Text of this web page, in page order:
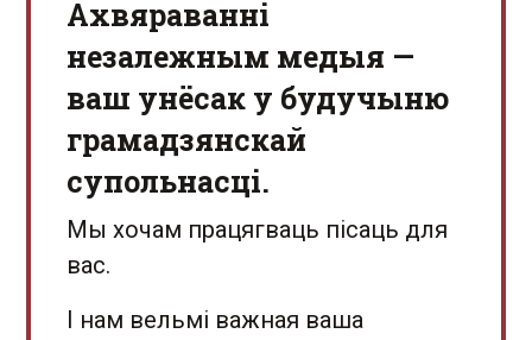
Aхвяраванні
незалежным медыя —
ваш унёсак у будучыню
грамадзянскай
супольнасці.
Мы хочам працягваць пісаць для
вас.
І нам вельмі важная ваша